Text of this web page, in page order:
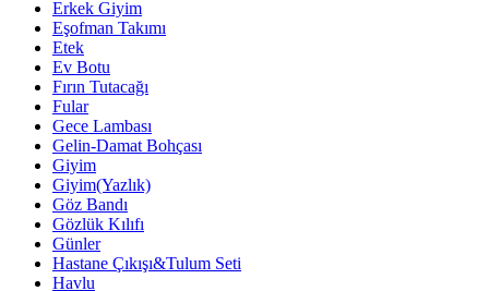
Erkek Giyim
Eşofman Takımı
Etek
Ev Botu
Fırın Tutacağı
Fular
Gece Lambası
Gelin-Damat Bohçası
Giyim
Giyim(Yazlık)
Göz Bandı
Gözlük Kılıfı
Günler
Hastane Çıkışı&Tulum Seti
Havlu